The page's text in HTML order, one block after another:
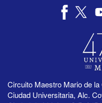
Circuito Maestro Mario de
Ciudad Universitaria, Alc.